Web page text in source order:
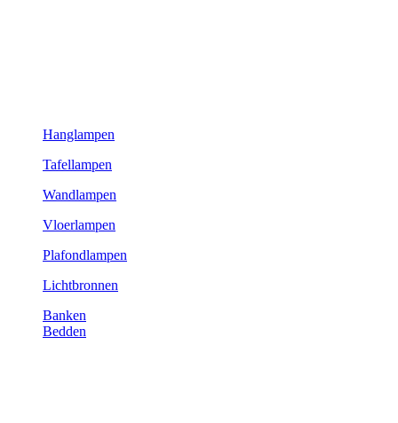
Hanglampen
Tafellampen
Wandlampen
Vloerlampen
Plafondlampen
Lichtbronnen
Banken
Bedden